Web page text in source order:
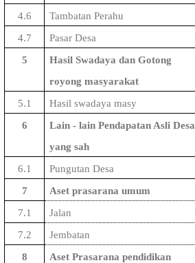
4.6
Tambatan Perahu
4.7
Pasar Desa
5
Hasil Swadaya dan Gotong
royong masyarakat
5.1
Hasil swadaya masy
6
Lain - lain Pendapatan Asli Desa
yang sah
6.1
Pungutan Desa
7
Aset prasarana umum
7.1
Jalan
7.2
Jembatan
8
Aset Prasarana pendidikan